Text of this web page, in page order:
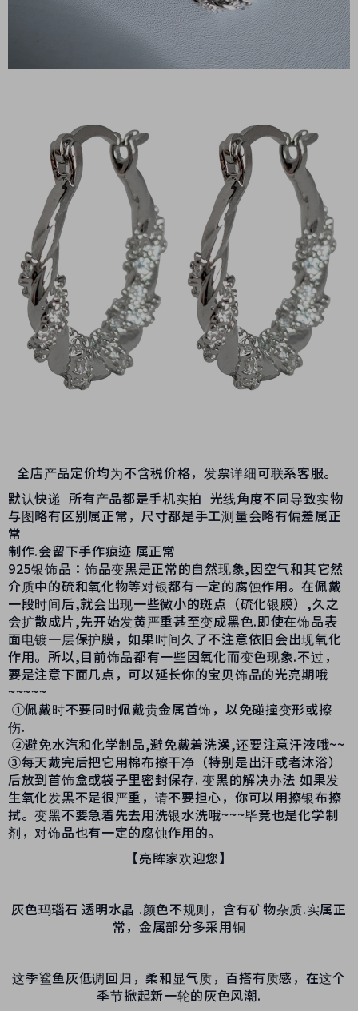
全店产品定价均为不含税价格，发票详细可联系客服。
默认快递 所有产品都是手机实拍 光线角度不同导致实物
与图略有区别属正常，尺寸都是手工测量会略有偏差属正
常
制作.会留下手作痕迹 属正常
925银饰品：饰品变黑是正常的自然现象,因空气和其它然
介质中的硫和氧化物等对银都有一定的腐蚀作用。在佩戴
一段时间后,就会出现一些微小的斑点（硫化银膜）,久之
会扩散成片,先开始发黄严重甚至变成黑色.即使在饰品表
面电镀一层保护膜，如果时间久了不注意依旧会出现氧化
作用。所以,目前饰品都有一些因氧化而变色现象.不过，
要是注意下面几点，可以延长你的宝贝饰品的光亮期哦
~~~~~
①佩戴时不要同时佩戴贵金属首饰，以免碰撞变形或擦
伤.
②避免水汽和化学制品,避免戴着洗澡,还要注意汗液哦~~
③每天戴完后把它用棉布擦干净（特别是出汗或者沐浴）
后放到首饰盒或袋子里密封保存. 变黑的解决办法 如果发
生氧化发黑不是很严重，请不要担心，你可以用擦银布擦
拭。变黑不要急着先去用洗银水洗哦~~~毕竟也是化学制
剂，对饰品也有一定的腐蚀作用的。
【亮眸家欢迎您】
灰色玛瑙石 透明水晶 .颜色不规则，含有矿物杂质.实属正
常，金属部分多采用铜
这季鲨鱼灰低调回归，柔和显气质，百搭有质感，在这个
季节掀起新一轮的灰色风潮.